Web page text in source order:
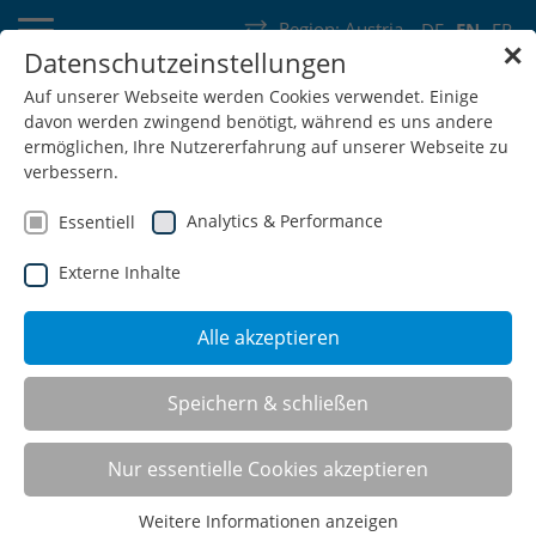
DE EN FR
Region: Austria
Germany Switzerland Austria Belgium
Luxembourg Netherlands Wallonia
SHOP
Multi-purpose shelving
✕
Datenschutzeinstellungen
Auf unserer Webseite werden Cookies verwendet. Einige
davon werden zwingend benötigt, während es uns andere
ermöglichen, Ihre Nutzererfahrung auf unserer Webseite zu
verbessern.
Essentiell Analytics & Performance
Externe Inhalte
Alle akzeptieren
Speichern & schließen
Nur essentielle Cookies akzeptieren
Weitere Informationen anzeigen